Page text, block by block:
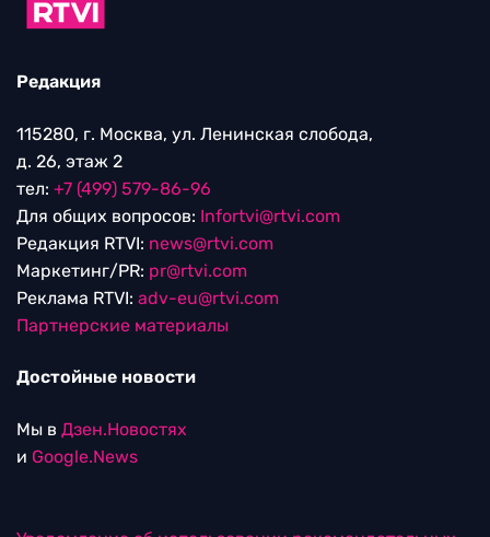
Редакция
115280, г. Москва, ул. Ленинская слобода,
д. 26, этаж 2
тел: +7 (499) 579-86-96
Для общих вопросов: Infortvi@rtvi.com
Редакция RTVI: news@rtvi.com
Маркетинг/PR: pr@rtvi.com
Реклама RTVI: adv-eu@rtvi.com
Партнерские материалы
Достойные новости
Мы в Дзен.Новостях
и Google.News